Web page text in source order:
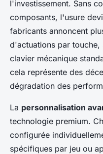
l'investissement. Sans
composants, l'usure
fabricants annoncent
d'actuations par
clavier mécanique
cela représente des
dégradation des
La personnalisation
technologie premium.
configurée
spécifiques par jeu ou